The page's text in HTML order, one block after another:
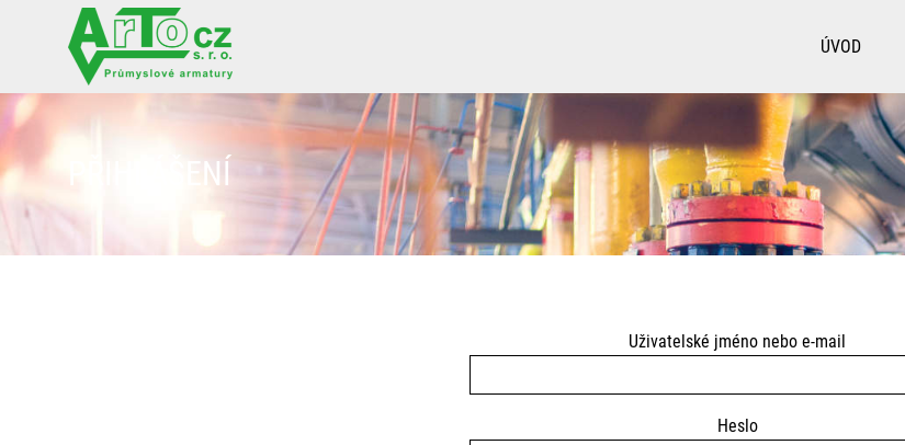
ÚVOD
PŘIHLÁŠENÍ
Uživatelské jméno nebo e-mail
Heslo